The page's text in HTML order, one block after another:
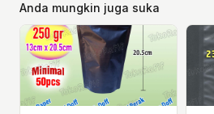
Anda mungkin juga suka